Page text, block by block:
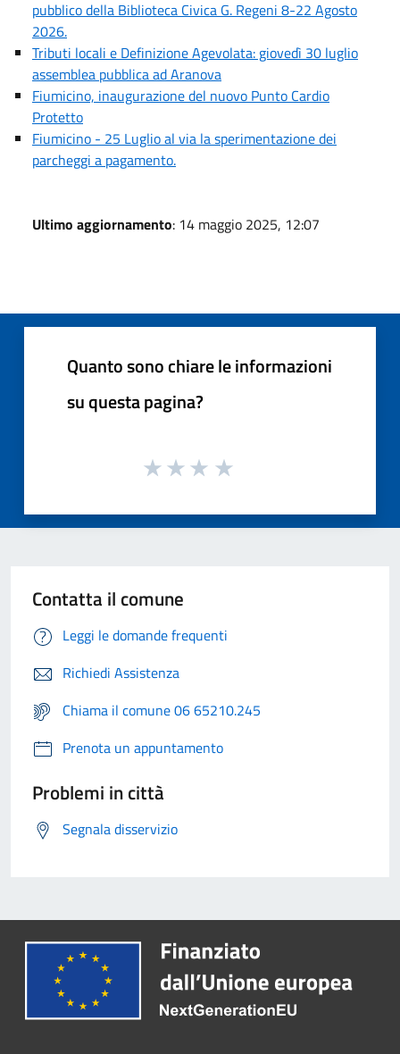
pubblico della Biblioteca Civica G. Regeni 8-22 Agosto
2026.
Tributi locali e Definizione Agevolata: giovedì 30 luglio
assemblea pubblica ad Aranova
Fiumicino, inaugurazione del nuovo Punto Cardio
Protetto
Fiumicino - 25 Luglio al via la sperimentazione dei
parcheggi a pagamento.
Ultimo aggiornamento: 14 maggio 2025, 12:07
Quanto sono chiare le informazioni
su questa pagina?
Contatta il comune
Leggi le domande frequenti
Richiedi Assistenza
Chiama il comune 06 65210.245
Prenota un appuntamento
Problemi in città
Segnala disservizio